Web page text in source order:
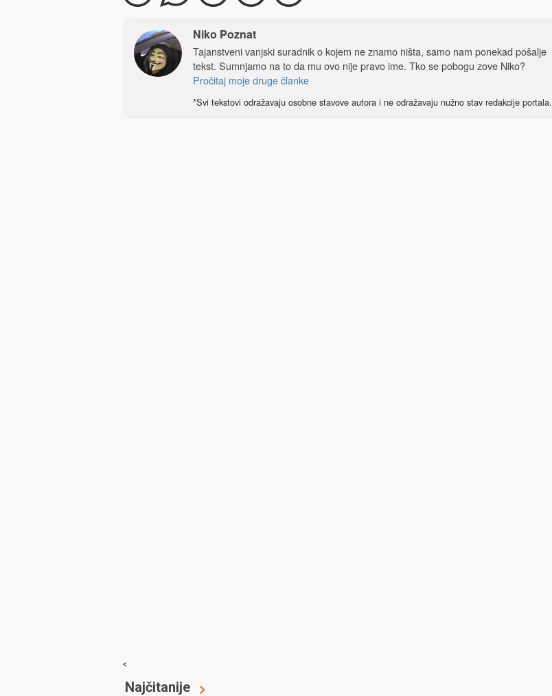
Niko Poznat
Tajanstveni vanjski suradnik o kojem ne znamo ništa, samo nam ponekad pošalje
tekst. Sumnjamo na to da mu ovo nije pravo ime. Tko se pobogu zove Niko?
Pročitaj moje druge članke
*Svi tekstovi odražavaju osobne stavove autora i ne odražavaju nužno stav redakcije portala.
<
Najčitanije